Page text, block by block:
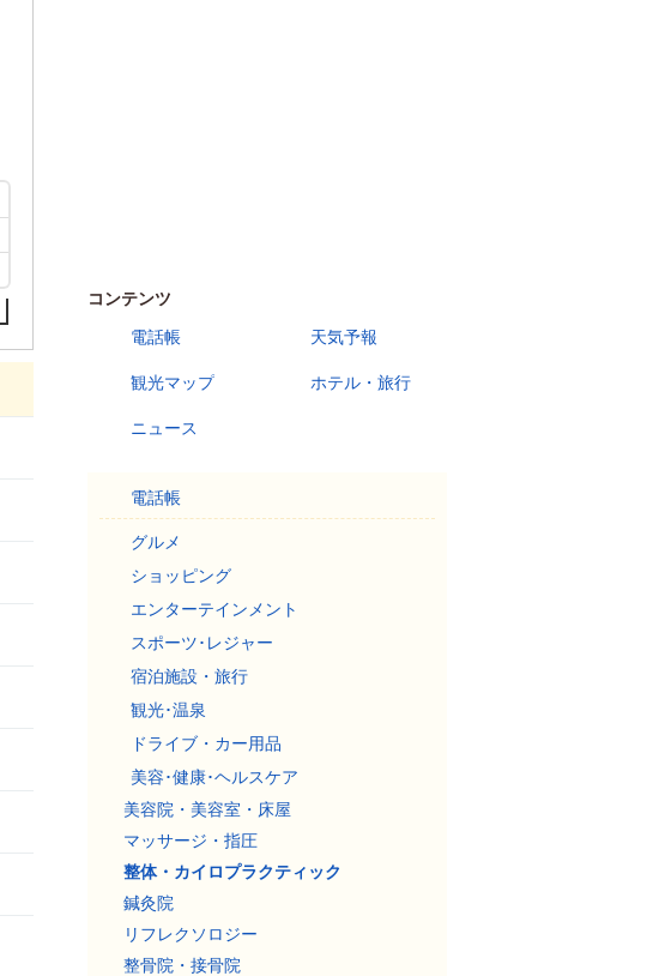
コンテンツ
電話帳
天気予報
観光マップ ホテル・旅行
ニュース
電話帳
グルメ
ショッピング
エンターテインメント
スポーツ･レジャー
宿泊施設・旅行
観光･温泉
ドライブ・カー用品
美容･健康･ヘルスケア
美容院・美容室・床屋
マッサージ・指圧
整体・カイロプラクティック
鍼灸院
リフレクソロジー
整骨院・接骨院